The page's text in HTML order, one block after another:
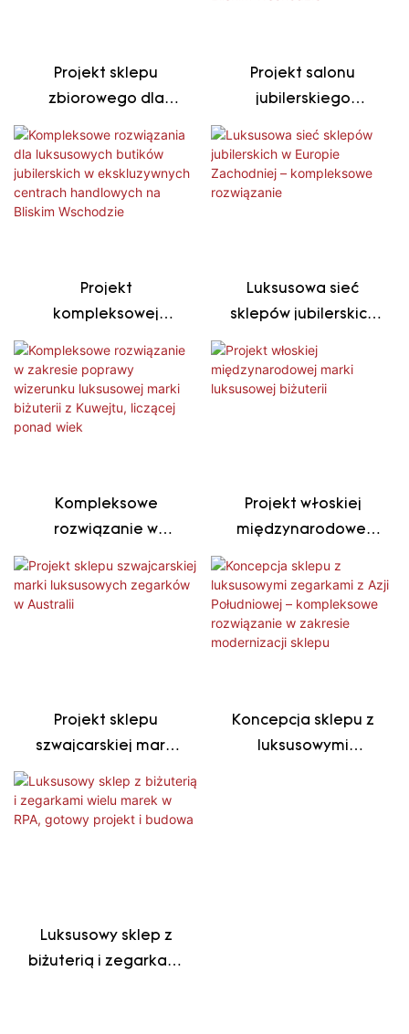
Projekt sklepu
zbiorowego dla
francuskiej marki
biżuterii i zegarków –
kompleksowe
Projekt salonu
jubilerskiego
dostępnego
wyłącznie po
wcześniejszym
Projekt
kompleksowej
naturalnych pereł z
Bahrajnu
Luksusowa sieć
sklepów jubilerskich
Zachodniej –
kompleksowe
Kompleksowe
rozwiązanie w
wizerunku luksusowej
marki biżuterii z
Projekt włoskiej
międzynarodowej
biżuterii
Projekt sklepu
szwajcarskiej marki
zegarków w Australii
Koncepcja sklepu z
luksusowymi
Luksusowy sklep z
biżuterią i zegarkami